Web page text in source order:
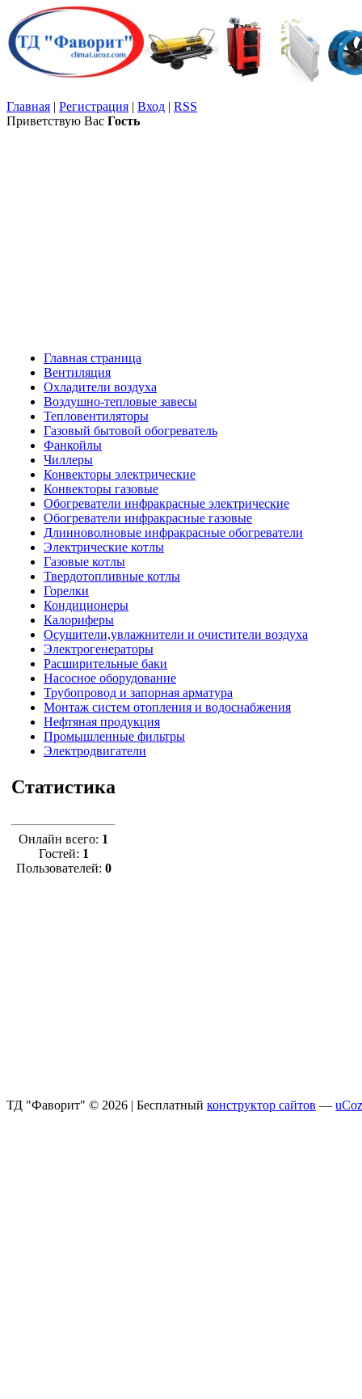
Главная | Регистрация | Вход | RSS
Приветствую Вас Гость
Главная страница
Вентиляция
Охладители воздуха
Воздушно-тепловые завесы
Тепловентиляторы
Газовый бытовой обогреватель
Фанкойлы
Чиллеры
Конвекторы электрические
Конвекторы газовые
Обогреватели инфракрасные электрические
Обогреватели инфракрасные газовые
Длинноволновые инфракрасные обогреватели
Электрические котлы
Газовые котлы
Твердотопливные котлы
Горелки
Кондиционеры
Калориферы
Осушители,увлажнители и очистители воздуха
Электрогенераторы
Расширительные баки
Насосное оборудование
Трубопровод и запорная арматура
Монтаж систем отопления и водоснабжения
Нефтяная продукция
Промышленные фильтры
Электродвигатели
Статистика
Онлайн всего: 1
Гостей: 1
Пользователей: 0
ТД "Фаворит" © 2026 | Бесплатный конструктор сайтов — uCoz